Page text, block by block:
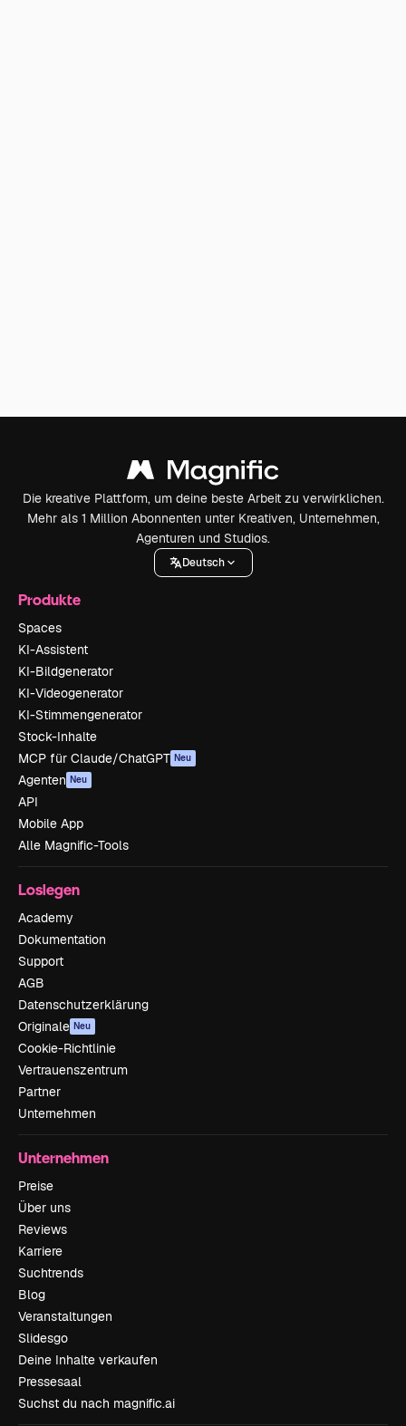
Die kreative Plattform, um deine beste Arbeit zu verwirklichen.
Mehr als 1 Million Abonnenten unter Kreativen, Unternehmen,
Agenturen und Studios.
Deutsch
Produkte
Spaces
KI-Assistent
KI-Bildgenerator
KI-Videogenerator
KI-Stimmengenerator
Stock-Inhalte
MCP für Claude/ChatGPT Neu
Agenten Neu
API
Mobile App
Alle Magnific-Tools
Loslegen
Academy
Dokumentation
Support
AGB
Datenschutzerklärung
Originale Neu
Cookie-Richtlinie
Vertrauenszentrum
Partner
Unternehmen
Unternehmen
Preise
Über uns
Reviews
Karriere
Suchtrends
Blog
Veranstaltungen
Slidesgo
Deine Inhalte verkaufen
Pressesaal
Suchst du nach magnific.ai